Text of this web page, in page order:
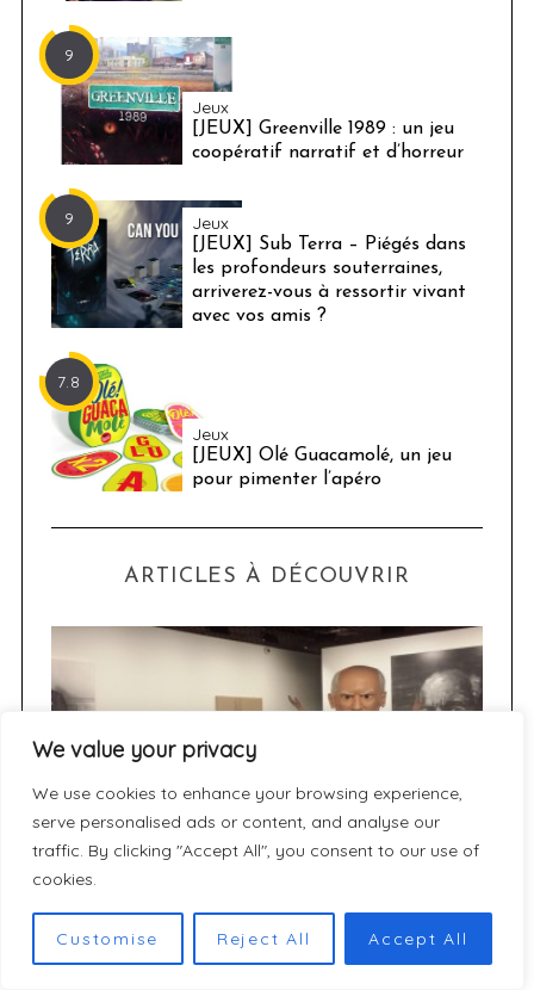
We value your privacy
We use cookies to enhance your browsing experience,
serve personalised ads or content, and analyse our
traffic. By clicking "Accept All", you consent to our use of
cookies.
Customise Reject All Accept All
9
Jeux
[JEUX] Greenville 1989 : un jeu
coopératif narratif et d’horreur
9 Jeux
[JEUX] Sub Terra – Piégés dans
les profondeurs souterraines,
arriverez-vous à ressortir vivant
avec vos amis ?
7.8
Jeux
[JEUX] Olé Guacamolé, un jeu
pour pimenter l’apéro
ARTICLES À DÉCOUVRIR
Picasso Mania